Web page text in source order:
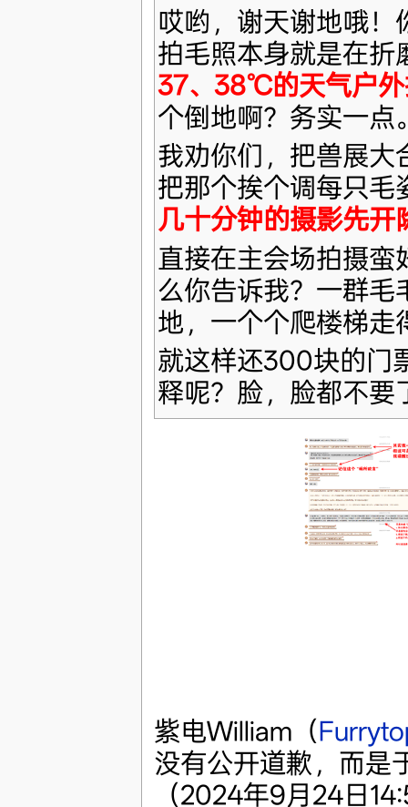
哎哟，谢天谢地哦！
拍毛照本身就是在折
37、38℃的天气户
个倒地啊？务实一点
我劝你们，把兽展大
把那个挨个调每只毛
几十分钟的摄影先开
直接在主会场拍摄蛮
么你告诉我？一群毛
地，一个个爬楼梯走
就这样还300块的门
释呢？脸，脸都不要
紫电William（
没有公开道歉，而是
（2024年9月24日